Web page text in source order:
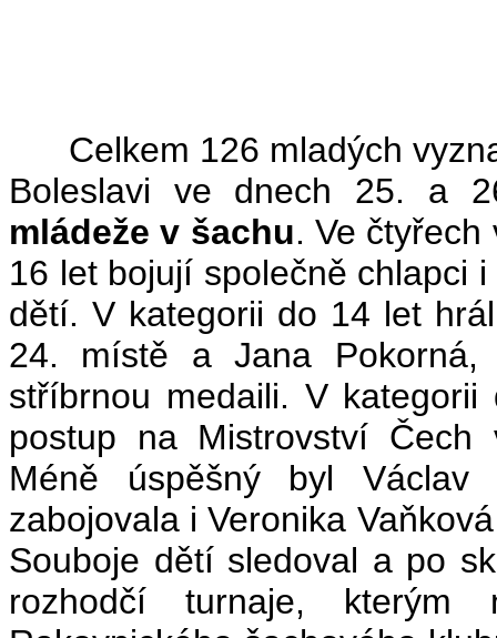
Celkem 126 mladých
Boleslavi ve dnech 25. a
mládeže v šachu. Ve
16 let bojují společně chlapci
dětí. V kategorii do 14 let
24. místě a Jana Pokorná,
stříbrnou medaili. V
postup na Mistrovství Čech
Méně úspěšný byl
zabojovala i Veronika
Souboje dětí sledoval a po
rozhodčí turnaje,